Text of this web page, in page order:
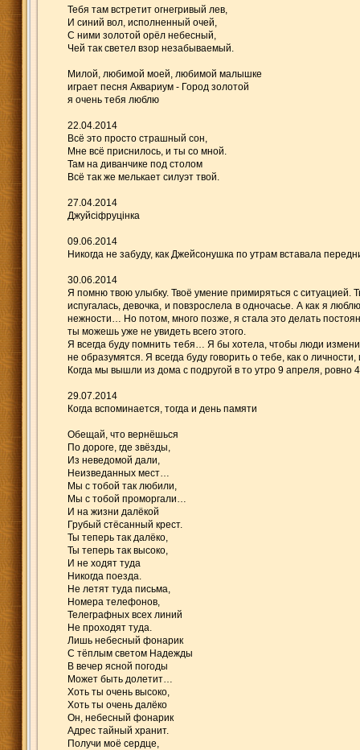
Тебя там встретит огнегривый лев,
И синий вол, исполненный очей,
С ними золотой орёл небесный,
Чей так светел взор незабываемый.
Милой, любимой моей, любимой малышке
играет песня Аквариум - Город золотой
я очень тебя люблю
22.04.2014
Всё это просто страшный сон,
Мне всё приснилось, и ты со мной.
Там на диванчике под столом
Всё так же мелькает силуэт твой.
27.04.2014
Джуйсіфруцінка
09.06.2014
Никогда не забуду, как Джейсонушка по утрам вставала
30.06.2014
Я помню твою улыбку. Твоё умение примиряться с ситуацией.
испугалась, девочка, и повзрослела в одночасье. А как я
нежности… Но потом, много позже, я стала это делать
ты можешь уже не увидеть всего этого.
Я всегда буду помнить тебя… Я бы хотела, чтобы люди
не образумятся. Я всегда буду говорить о тебе, как о
Когда мы вышли из дома с подругой в то утро 9 апреля,
29.07.2014
Когда вспоминается, тогда и день памяти
Обещай, что вернёшься
По дороге, где звёзды,
Из неведомой дали,
Неизведанных мест…
Мы с тобой так любили,
Мы с тобой проморгали…
И на жизни далёкой
Грубый стёсанный крест.
Ты теперь так далёко,
Ты теперь так высоко,
И не ходят туда
Никогда поезда.
Не летят туда письма,
Номера телефонов,
Телеграфных всех линий
Не проходят туда.
Лишь небесный фонарик
С тёплым светом Надежды
В вечер ясной погоды
Может быть долетит…
Хоть ты очень высоко,
Хоть ты очень далёко
Он, небесный фонарик
Адрес тайный хранит.
Получи моё сердце,